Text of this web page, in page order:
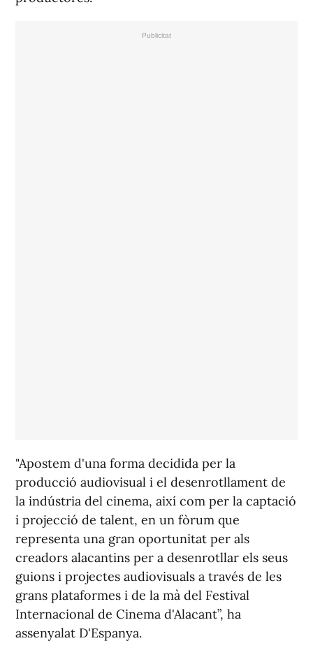
"Apostem d'una forma decidida per la
producció audiovisual i el desenrotllament de
la indústria del cinema, així com per la captació
i projecció de talent, en un fòrum que
representa una gran oportunitat per als
creadors alacantins per a desenrotllar els seus
guions i projectes audiovisuals a través de les
grans plataformes i de la mà del Festival
Internacional de Cinema d'Alacant”, ha
assenyalat D'Espanya.